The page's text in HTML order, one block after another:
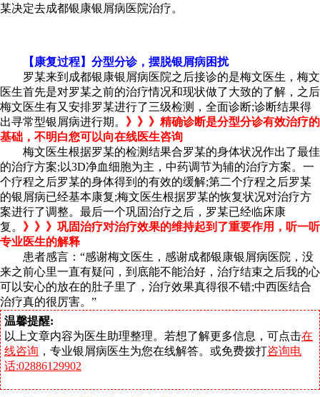
某决定去成都银康银屑病医院治疗。
【康复过程】分型分诊，摆脱银屑病困扰
罗某来到成都银康银屑病医院之后接诊的是梅文医生，梅文
医生首先是对罗某之前的治疗情况和现状做了大致的了解，之后
梅文医生有又安排罗某进行了三级检测，全面诊断;诊断结果得
出寻常型银屑病进行期。 》》》精确诊断是分型分诊有效治疗的
基础，不明白您可以向在线医生咨询
梅文医生根据罗某的检测结果合罗某的身体状况作出了最佳
的治疗方案;以3D净血细胞为主，中药调节为辅的治疗方案。一
个疗程之后罗某的身体得到的有效的缓解;第二个疗程之后罗某
的银屑病已经基本康复;梅文医生根据罗某的恢复状况对治疗方
案进行了调整。最后一个巩固治疗之后，罗某已经临床康
复。 》》》巩固治疗对治疗效果的维持起到了重要作用，听一听
专业医生的解释
患者感言：“感谢梅文医生，感谢成都银康银屑病医院，没
来之前心里一直有疑问，到底能不能治好，治疗结束之后我的心
可以安心的放在的肚子里了，治疗效果真得很不错;中西医结合
治疗真的很厉害。”
温馨提醒:
以上文章内容为医生助理整理。若想了解更多信息，可点击在
线咨询 ，专业银屑病医生为您在线解答。或免费拨打咨询电
话:02886129902